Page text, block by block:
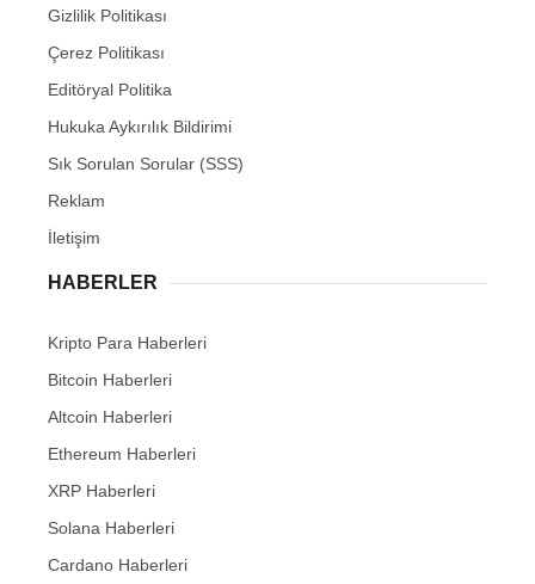
Gizlilik Politikası
Çerez Politikası
Editöryal Politika
Hukuka Aykırılık Bildirimi
Sık Sorulan Sorular (SSS)
Reklam
İletişim
HABERLER
Kripto Para Haberleri
Bitcoin Haberleri
Altcoin Haberleri
Ethereum Haberleri
XRP Haberleri
Solana Haberleri
Cardano Haberleri